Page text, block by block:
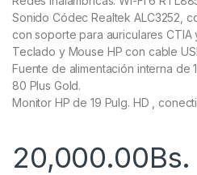
Sonido Códec Realtek ALC3252,
con soporte para auriculares CTIA
Teclado y Mouse HP con cable
Fuente de alimentación interna de
80 Plus Gold.
Monitor HP de 19 Pulg. HD ,
20,000.00Bs.